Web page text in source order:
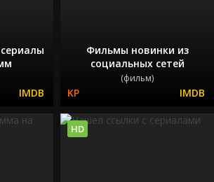
Фильмы новинки из
социальных сетей
(фильм)
HD